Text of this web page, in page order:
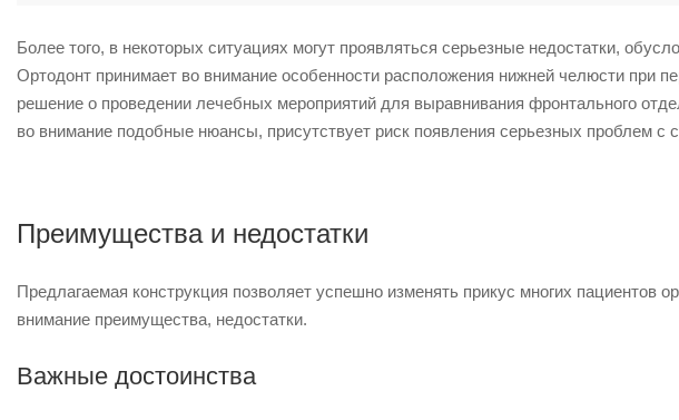
Более того, в некоторых ситуациях могут проявляться серьезные недостатки,
Ортодонт принимает во внимание особенности расположения нижней челюсти при
решение о проведении лечебных мероприятий для выравнивания фронтального
во внимание подобные нюансы, присутствует риск появления серьезных проблем с
Преимущества и недостатки
Предлагаемая конструкция позволяет успешно изменять прикус многих пациентов
внимание преимущества, недостатки.
Важные достоинства